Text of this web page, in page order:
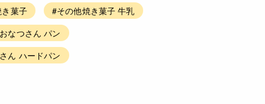
菓子
#その他焼き菓子 牛乳
なつさん パン
ん ハードパン